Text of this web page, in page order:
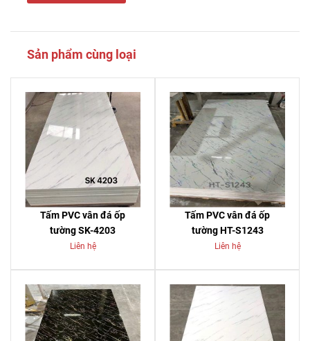
Sản phẩm cùng loại
Tấm PVC vân đá ốp
tường SK-4203
Liên hệ
Tấm PVC vân đá ốp
tường HT-S1243
Liên hệ